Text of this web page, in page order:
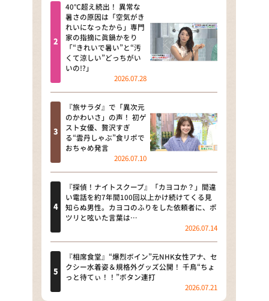
news おかえり
河合＆A.B.C-Z塚田×福井アナ
「なんでやねん！？」（news お
かえり）
DAIGOも台所 ～きょうの献立 何
にする？～
本日はダイアンなり！シーズン２
朝だ！生です旅サラダ
教えて！ニュースライブ 正義の
ミカタ
ＬＩＦＥ～夢のカタチ～
新婚さんいらっしゃい！
ポツンと一軒家
ザキ山小屋本館
40℃超え続出！ 異常な
暑さの原因は「空気がき
れいになったから」専門
家の指摘に眞鍋かをり
「“きれいで暑い”と“汚
くて涼しい”どっちがい
いの!?」
2026.07.28
『旅サラダ』で「異次元
のかわいさ」の声！ 初ゲ
スト女優、贅沢すぎ
る“雲丹しゃぶ”食リポで
おちゃめ発言
2026.07.10
『探偵！ナイトスクープ』「カヨコか？」間違
い電話を約7年間100回以上かけ続けてくる見
知らぬ男性。カヨコのふりをした依頼者に、ポ
ツリと呟いた言葉は…
2026.07.14
『相席食堂』“爆烈ボイン”元NHK女性アナ、セ
クシー水着姿＆規格外グッズ公開！ 千鳥“ちょ
っと待てぃ！！”ボタン連打
2026.07.21